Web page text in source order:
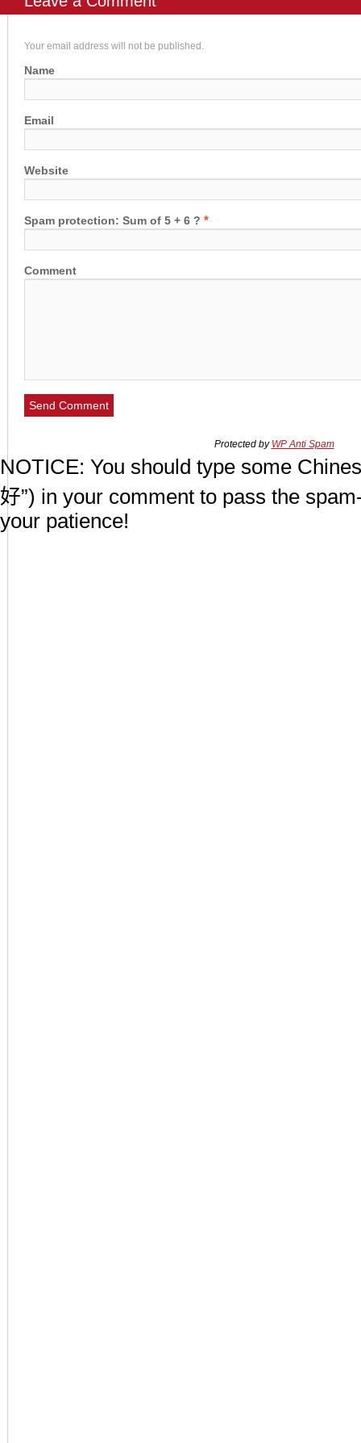
Your email address will not be published.
Name
Email
Website
Spam protection: Sum of 5 + 6 ? *
Comment
Protected by WP Anti Spam
NOTICE: You should type some
好”) in your comment to pass the
your patience!